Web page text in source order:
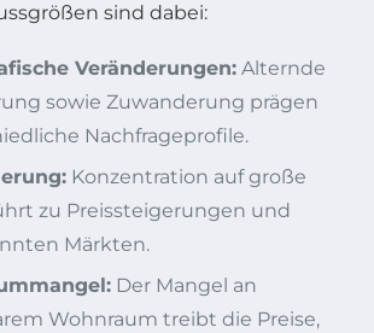
sind dabei:
Veränderungen: Alternde
sowie Zuwanderung prägen
Nachfrageprofile.
Konzentration auf große
zu Preissteigerungen und
Märkten.
Der Mangel an
Wohnraum treibt die Preise,